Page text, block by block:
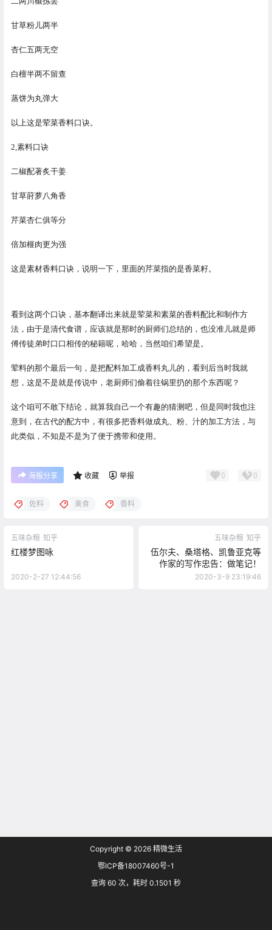
甘草粉儿两半
杏仁五两无空
白檀半两不留查
蒸饼为丸弹大
以上这是荤菜香料口诀。
2,素料口诀
二椒配著炙干姜
甘草莳萝八角香
芹菜杏仁俱等分
倍加榧肉更为强
这是素材香料口诀，说明一下，里面的芹菜指的是香菜籽。
看到这两个口诀，基本翻译出来就是荤菜和素菜的香料配比和制作方
法，由于是清代食谱，应该就是那时的厨师们总结的，也没准儿就是师
傅传徒弟时口口相传的秘籍呢，哈哈，当然咱们希望是。
荤料的那个最后一句，是把配料加工成香料丸儿的，看到后当时我就
想，这是不是就是传说中，老厨师们偷着往锅里扔的那个东西呢？
这个咱可不敢下结论，就算我自己一个有趣的猜测吧，但是同时我也注
意到，在古代的配方中，有很多把香料做成丸、粉、汁的加工方法，与
此类似，不知是不是为了便于携带和使用。
海报分享 收藏 举报 0 0
佐料 美食 香料
五味杂粮 知乎
红楼梦图咏
2020-2-27 12:44:56
五味杂粮 知乎
伍尔夫、桑塔格、凯鲁亚克等
作家的写作忠告：做笔记！
2020-3-9 23:19:46
Copyright © 2026 精微生活
鄂ICP备18007460号-1
查询 60 次，耗时 0.1501 秒